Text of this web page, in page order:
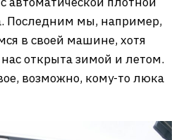
Последним мы, например,
в своей машине, хотя
открыта зимой и летом.
возможно, кому-то люка